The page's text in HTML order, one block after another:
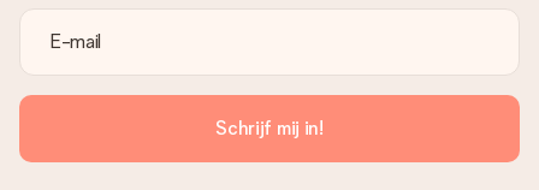
Schrijf mij in!